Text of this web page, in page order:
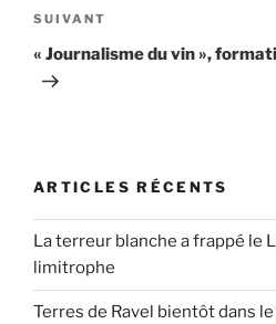
Article
suivant
SUIVANT
« Journalisme du vin »,
ARTICLES RÉCENTS
La terreur blanche a frappé le
limitrophe
Terres de Ravel bientôt dans